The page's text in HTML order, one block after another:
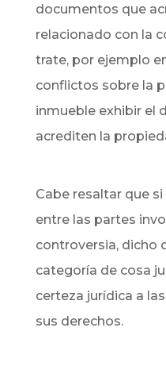
documentos que
relacionado con la
trate, por ejemplo
conflictos sobre la
inmueble exhibir el
acrediten la
Cabe resaltar que
entre las partes
controversia, dicho
categoría de cosa
certeza jurídica a
sus derechos.